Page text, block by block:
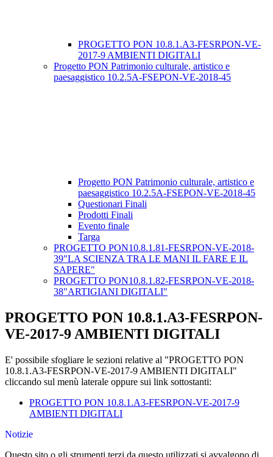
PROGETTO PON 10.8.1.A3-FESRPON-VE-
2017-9 AMBIENTI DIGITALI
Progetto PON Patrimonio culturale, artistico e
paesaggistico 10.2.5A-FSEPON-VE-2018-45
Progetto PON Patrimonio culturale, artistico e
paesaggistico 10.2.5A-FSEPON-VE-2018-45
Questionari Finali
Prodotti Finali
Evento finale
Targa
PROGETTO PON10.8.1.81-FESRPON-VE-2018-
39"LA SCIENZA TRA LE MANI IL FARE E IL
SAPERE"
PROGETTO PON10.8.1.82-FESRPON-VE-2018-
38"ARTIGIANI DIGITALI"
PROGETTO PON 10.8.1.A3-FESRPON-
VE-2017-9 AMBIENTI DIGITALI
E' possibile sfogliare le sezioni relative al "PROGETTO PON
10.8.1.A3-FESRPON-VE-2017-9 AMBIENTI DIGITALI"
cliccando sul menù laterale oppure sui link sottostanti:
PROGETTO PON 10.8.1.A3-FESRPON-VE-2017-9
AMBIENTI DIGITALI
Notizie